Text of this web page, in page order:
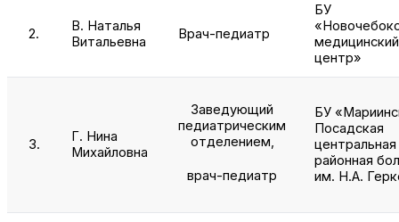
2.
В. Наталья
Витальевна
Врач-педиатр
БУ
медицинский
центр»
3.
Г. Нина
Михайловна
Заведующий
педиатрическим
отделением,
врач-педиатр
БУ
Посадская
центральная
районная
им. Н.А.